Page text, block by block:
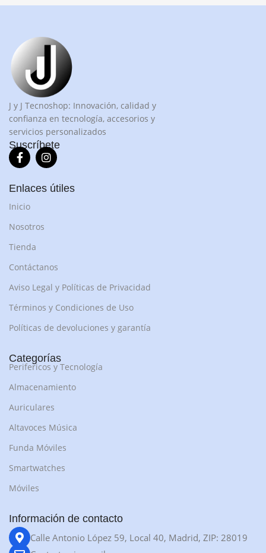
J y J Tecnoshop: Innovación, calidad y
confianza en tecnología, accesorios y
servicios personalizados
Suscríbete
Enlaces útiles
Inicio
Nosotros
Tienda
Contáctanos
Aviso Legal y Políticas de Privacidad
Términos y Condiciones de Uso
Políticas de devoluciones y garantía
Categorías
Perifericos y Tecnología
Almacenamiento
Auriculares
Altavoces Música
Funda Móviles
Smartwatches
Móviles
Información de contacto
Calle Antonio López 59, Local 40, Madrid, ZIP: 28019